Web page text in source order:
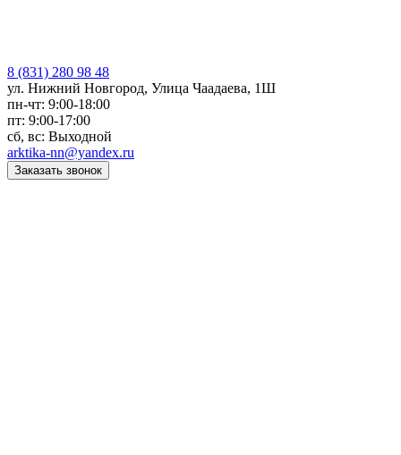
8 (831) 280 98 48
ул. Нижний Новгород, Улица Чаадаева, 1Ш
пн-чт: 9:00-18:00
пт: 9:00-17:00
сб, вс: Выходной
arktika-nn@yandex.ru
Заказать звонок